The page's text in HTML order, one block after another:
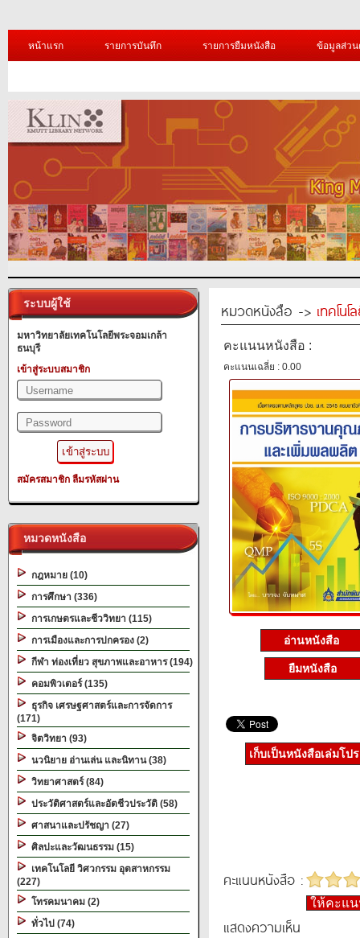
หน้าแรก รายการบันทึก รายการยืมหนังสือ ข้อมูลส่ว
ระบบผู้ใช้
มหาวิทยาลัยเทคโนโลยีพระจอมเกล้า
ธนบุรี
เข้าสู่ระบบสมาชิก
สมัครสมาชิก ลืมรหัสผ่าน
หมวดหนังสือ
กฎหมาย (10)
การศึกษา (336)
การเกษตรและชีววิทยา (115)
การเมืองและการปกครอง (2)
กีฬา ท่องเที่ยว สุขภาพและอาหาร (194)
คอมพิวเตอร์ (135)
ธุรกิจ เศรษฐศาสตร์และการจัดการ
(171)
จิตวิทยา (93)
นวนิยาย อ่านเล่น และนิทาน (38)
วิทยาศาสตร์ (84)
ประวัติศาสตร์และอัตชีวประวัติ (58)
ศาสนาและปรัชญา (27)
ศิลปะและวัฒนธรรม (15)
เทคโนโลยี วิศวกรรม อุตสาหกรรม
(227)
โทรคมนาคม (2)
ทั่วไป (74)
หมวดหนังสือ -> เทคโน
คะแนนหนังสือ :
คะแนนเฉลี่ย : 0.00
อ่านหนังสือ
ยืมหนังสือ
เก็บเป็นหนังสือเล่มโป
คะแนนหนังสือ :
ให้คะแ
แสดงความเห็น